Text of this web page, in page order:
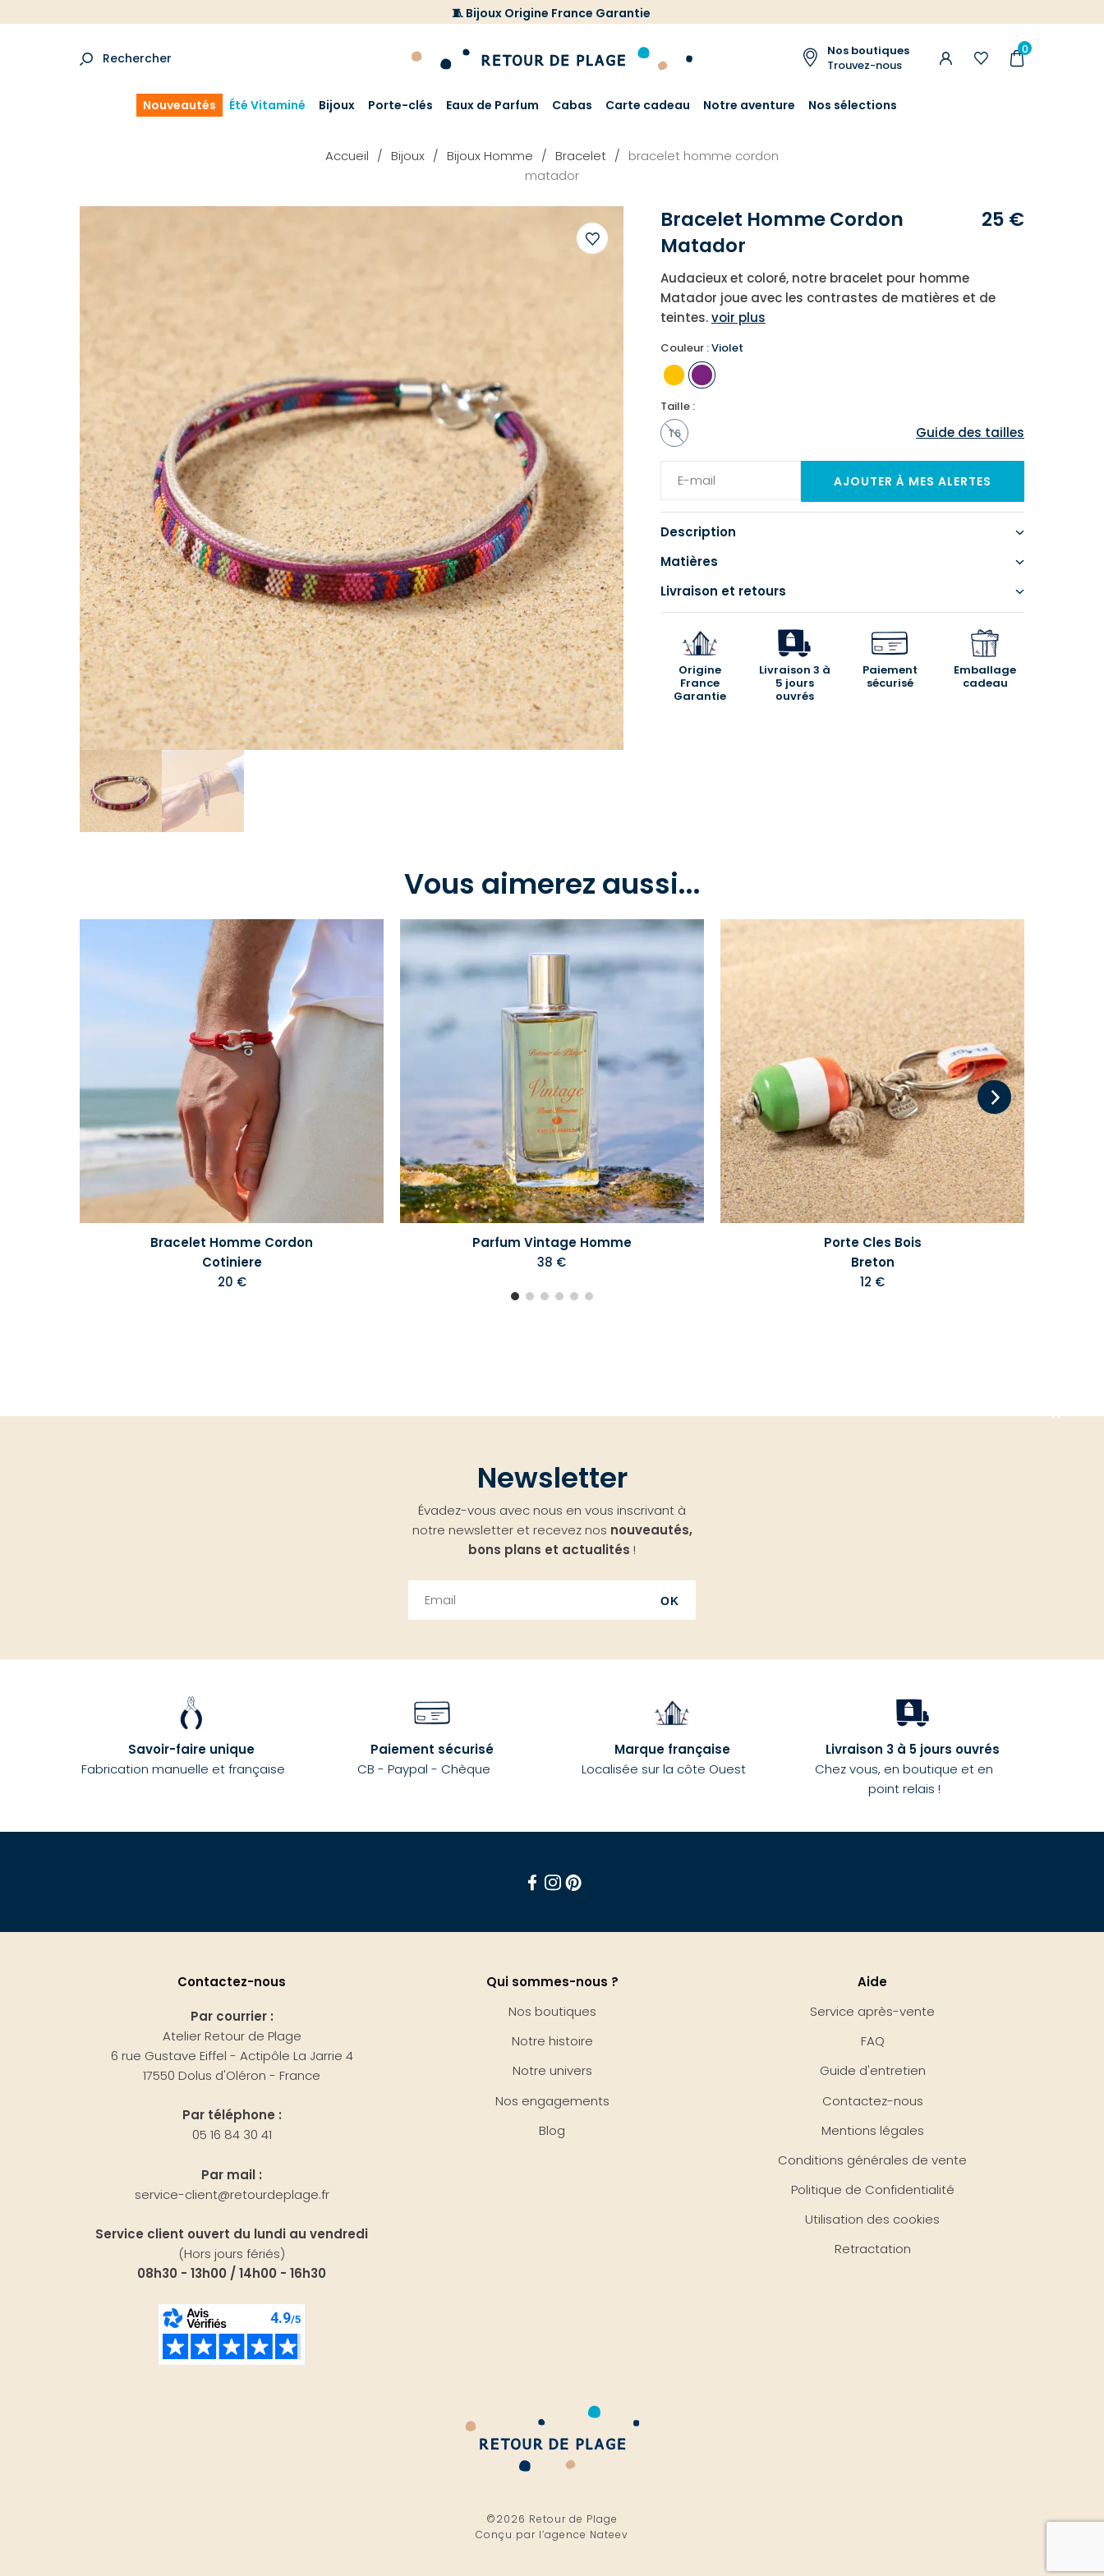
🧵 Bijoux Origine France Garantie
Rechercher
Nos boutiques
Trouvez-nous
0
Nouveautés Été Vitaminé Bijoux Porte-clés Eaux de Parfum Cabas Carte cadeau Notre aventure Nos sélections
Accueil Bijoux Bijoux Homme Bracelet
bracelet homme cordon
matador
Bracelet Homme Cordon
Matador
25 €
Audacieux et coloré, notre bracelet pour homme
Matador joue avec les contrastes de matières et de
teintes.voir plus
Couleur :Violet
Taille :
T6
Guide des tailles
Description
Matières
Livraison et retours
Origine
France
Garantie
Livraison 3 à
5 jours
ouvrés
Paiement
sécurisé
Emballage
cadeau
Vous aimerez aussi...
Bracelet Homme Cordon
Cotiniere
20 €
Parfum Vintage Homme
38 €
Porte Cles Bois
Breton
12 €
Newsletter
Évadez-vous avec nous en vous inscrivant à
notre newsletter et recevez nos nouveautés,
bons plans et actualités !
OK
Savoir-faire unique
Fabrication manuelle et française
Paiement sécurisé
CB - Paypal - Chèque
Marque française
Localisée sur la côte Ouest
Livraison 3 à 5 jours ouvrés
Chez vous, en boutique et en
point relais !
Contactez-nous
Par courrier :
Atelier Retour de Plage
6 rue Gustave Eiffel - Actipôle La Jarrie 4
17550 Dolus d'Oléron - France
Par téléphone :
05 16 84 30 41
Par mail :
service-client@retourdeplage.fr
Service client ouvert du lundi au vendredi
(Hors jours fériés)
08h30 - 13h00 / 14h00 - 16h30
Qui sommes-nous ?
Nos boutiques
Notre histoire
Notre univers
Nos engagements
Blog
Aide
Service après-vente
FAQ
Guide d'entretien
Contactez-nous
Mentions légales
Conditions générales de vente
Politique de Confidentialité
Utilisation des cookies
Retractation
©2026 Retour de Plage
Conçu par l’agence Nateev